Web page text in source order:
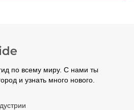
по всему миру. С нами ты
и узнать много нового.